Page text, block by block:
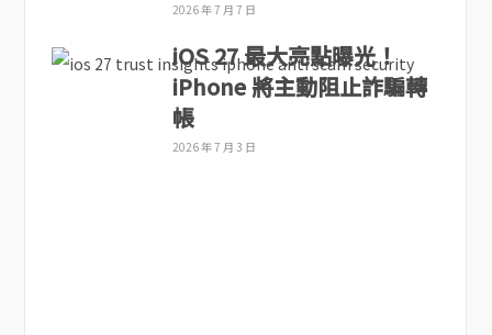
2026 年 7 月 7 日
iOS 27 最大亮點曝光！
iPhone 將主動阻止詐騙轉
帳
2026 年 7 月 3 日